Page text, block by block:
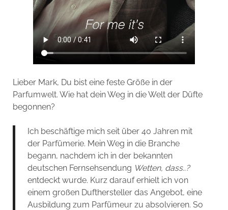
Lieber Mark, Du bist eine feste Größe in der
Parfumwelt. Wie hat dein Weg in die Welt der Düfte
begonnen?
Ich beschäftige mich seit über 40 Jahren mit
der Parfümerie. Mein Weg in die Branche
begann, nachdem ich in der bekannten
deutschen Fernsehsendung Wetten, dass..?
entdeckt wurde. Kurz darauf erhielt ich von
einem großen Dufthersteller das Angebot, eine
Ausbildung zum Parfümeur zu absolvieren. So